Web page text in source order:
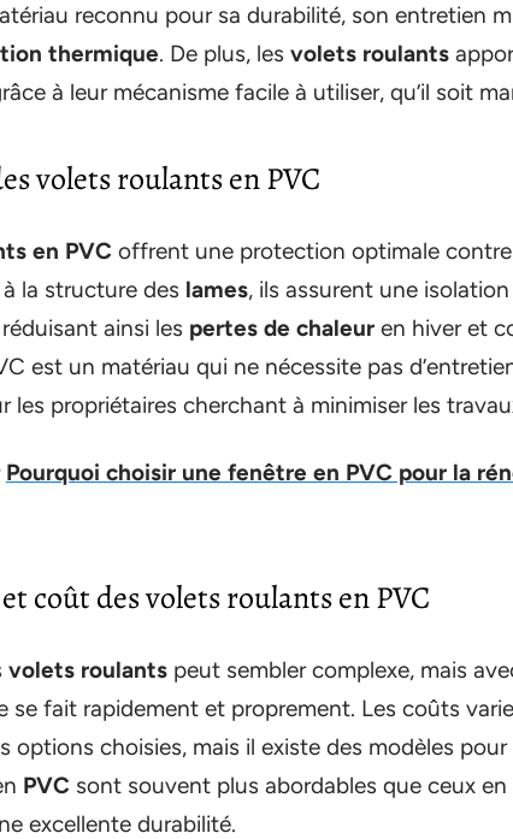
reconnu pour sa durabilité, son entretien
thermique. De plus, les volets roulants
à leur mécanisme facile à utiliser, qu’il soit
volets roulants en PVC
en PVC offrent une protection optimale
la structure des lames, ils assurent une
ainsi les pertes de chaleur en hiver et
est un matériau qui ne nécessite pas
les propriétaires cherchant à minimiser les
Pourquoi choisir une fenêtre en PVC pour la
coût des volets roulants en PVC
volets roulants peut sembler complexe, mais
se fait rapidement et proprement. Les coûts
options choisies, mais il existe des modèles
PVC sont souvent plus abordables que ceux en
excellente durabilité.